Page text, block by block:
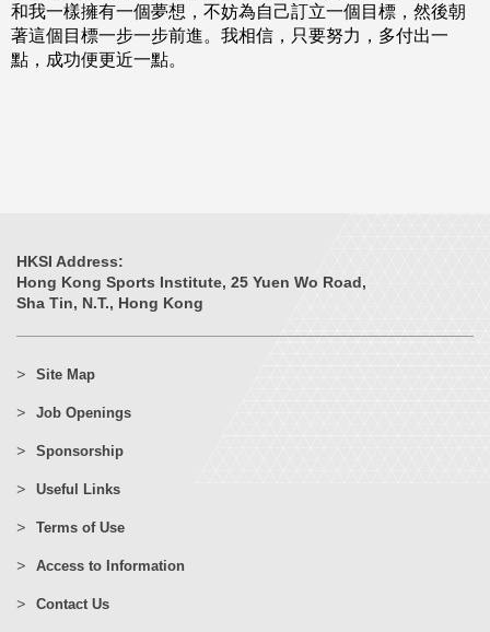
和我一樣擁有一個夢想，不妨為自己訂立一個目標，然後朝
著這個目標一步一步前進。我相信，只要努力，多付出一
點，成功便更近一點。
HKSI Address:
Hong Kong Sports Institute, 25 Yuen Wo Road,
Sha Tin, N.T., Hong Kong
Site Map
Job Openings
Sponsorship
Useful Links
Terms of Use
Access to Information
Contact Us